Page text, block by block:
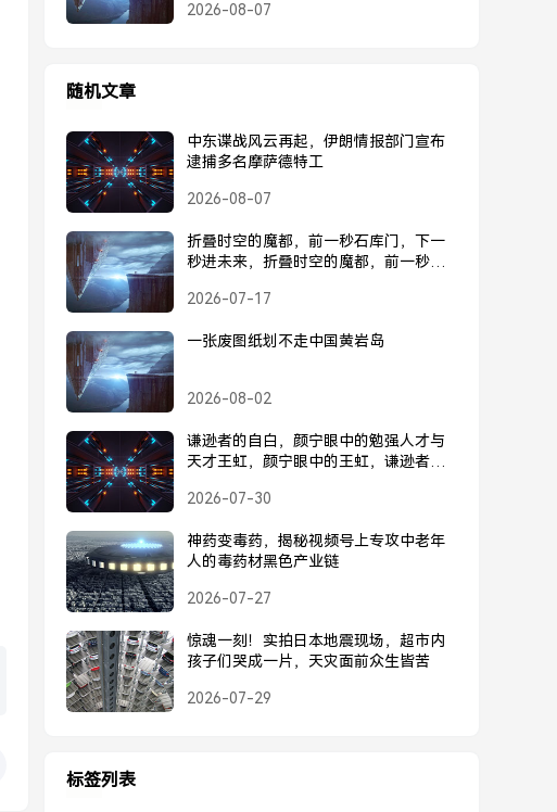
否成为下一个科技巨头？
2026-08-07
随机文章
中东谍战风云再起，伊朗情报部门宣布
逮捕多名摩萨德特工
2026-08-07
折叠时空的魔都，前一秒石库门，下一
秒进未来，折叠时空的魔都，前一秒石
2026-07-17
一张废图纸划不走中国黄岩岛
2026-08-02
谦逊者的自白，颜宁眼中的勉强人才与
天才王虹，颜宁眼中的王虹，谦逊者的
2026-07-30
神药变毒药，揭秘视频号上专攻中老年
人的毒药材黑色产业链
2026-07-27
惊魂一刻！实拍日本地震现场，超市内
孩子们哭成一片，天灾面前众生皆苦
2026-07-29
标签列表